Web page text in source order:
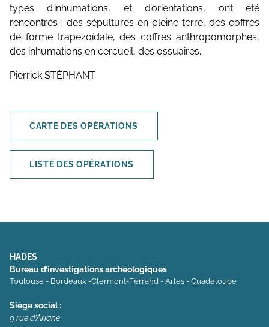
types d’inhumations, et d’orientations, ont été
rencontrés : des sépultures en pleine terre, des coffres
de forme trapézoïdale, des coffres anthropomorphes,
des inhumations en cercueil, des ossuaires.
Pierrick STÉPHANT
CARTE DES OPÉRATIONS
LISTE DES OPÉRATIONS
HADES
Bureau d’investigations archéologiques
Toulouse - Bordeaux -Clermont-Ferrand - Arles - Guadeloupe
Siège social :
9 rue d’Ariane